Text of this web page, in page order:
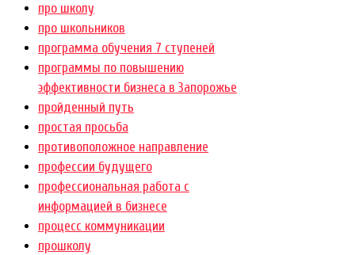
про школу
про школьников
программа обучения 7 ступеней
программы по повышению
эффективности бизнеса в Запорожье
пройденный путь
простая просьба
противоположное направление
профессии будущего
профессиональная работа с
информацией в бизнесе
процесс коммуникации
прошколу